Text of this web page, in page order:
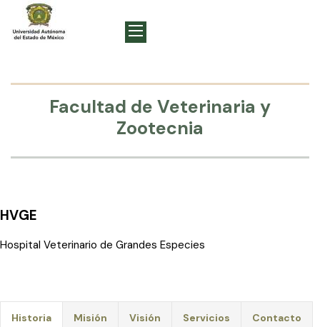
Facultad de Veterinaria y
Zootecnia
HVGE
Hospital Veterinario de Grandes Especies
Historia Misión Visión Servicios Contacto